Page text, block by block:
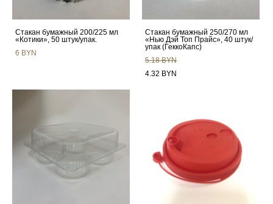
Стакан бумажный 200/225 мл
«Котики», 50 штук/упак.
6 BYN
Стакан бумажный 250/270 мл
«Нью Дэй Топ Прайс», 40 штук/
упак (ГеккоКапс)
5.18 BYN
4.32 BYN